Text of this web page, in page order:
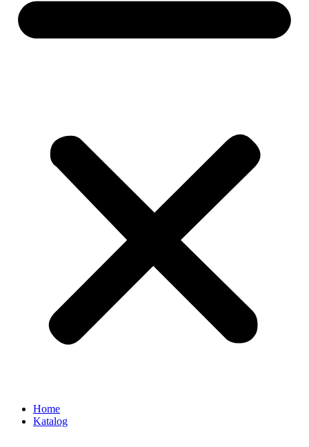
Home
Katalog